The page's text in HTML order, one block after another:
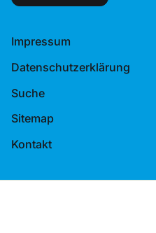
Impressum
Datenschutzerklärung
Suche
Sitemap
Kontakt